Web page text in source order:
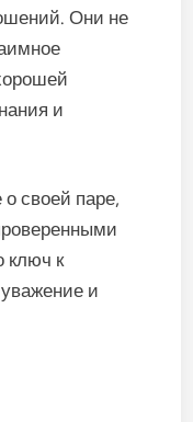
Они не
и
своей паре,
ключ к
и